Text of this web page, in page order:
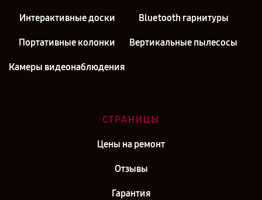
Интерактивные доски Bluetooth гарнитуры
Портативные колонки Вертикальные пылесосы
Камеры видеонаблюдения
СТРАНИЦЫ
Цены на ремонт
Отзывы
Гарантия